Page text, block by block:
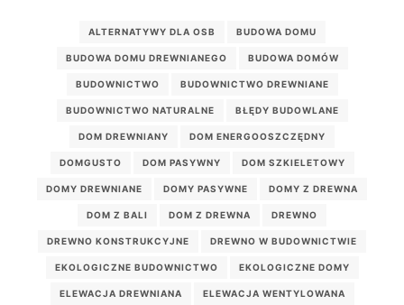
ALTERNATYWY DLA OSB BUDOWA DOMU
BUDOWA DOMU DREWNIANEGO BUDOWA DOMÓW
BUDOWNICTWO BUDOWNICTWO DREWNIANE
BUDOWNICTWO NATURALNE BŁĘDY BUDOWLANE
DOM DREWNIANY DOM ENERGOOSZCZĘDNY
DOMGUSTO DOM PASYWNY DOM SZKIELETOWY
DOMY DREWNIANE DOMY PASYWNE DOMY Z DREWNA
DOM Z BALI DOM Z DREWNA DREWNO
DREWNO KONSTRUKCYJNE DREWNO W BUDOWNICTWIE
EKOLOGICZNE BUDOWNICTWO EKOLOGICZNE DOMY
ELEWACJA DREWNIANA ELEWACJA WENTYLOWANA